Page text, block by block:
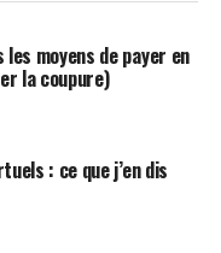
moyens de payer en
la coupure)
: ce que j’en dis